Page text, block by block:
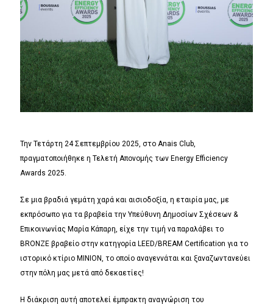
Την Τετάρτη 24 Σεπτεμβρίου 2025, στο Anais Club,
πραγματοποιήθηκε η Τελετή Απονομής των Energy Efficiency
Awards 2025.
Σε μια βραδιά γεμάτη χαρά και αισιοδοξία, η εταιρία μας, με
εκπρόσωπο για τα βραβεία την Υπεύθυνη Δημοσίων Σχέσεων &
Επικοινωνίας Μαρία Κάπαρη, είχε την τιμή να παραλάβει το
BRONZE βραβείο στην κατηγορία LEED/BREAM Certification για το
ιστορικό κτίριο ΜΙΝΙΟΝ, το οποίο αναγεννάται και ξαναζωντανεύει
στην πόλη μας μετά από δεκαετίες!
Η διάκριση αυτή αποτελεί έμπρακτη αναγνώριση του